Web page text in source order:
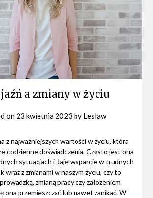
a zmiany w życiu
on 23 kwietnia 2023 by Lesław
z najważniejszych wartości w życiu, która
codzienne doświadczenia. Często jest ona
sytuacjach i daje wsparcie w trudnych
wraz z zmianami w naszym życiu, czy to
zmianą pracy czy założeniem
ona przemieszczać lub nawet zanikać. W